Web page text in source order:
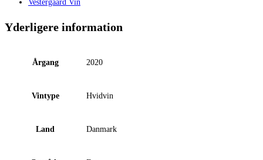
Vestergaard Vin
Yderligere information
Årgang 2020
Vintype Hvidvin
Land Danmark